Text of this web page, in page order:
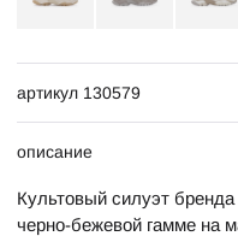
артикул 130579
описание
Культовый силуэт
черно-бежевой гамме на